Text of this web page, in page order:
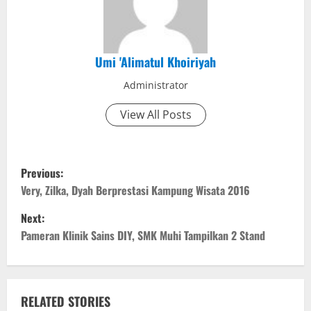
Umi 'Alimatul Khoiriyah
Administrator
View All Posts
P
o
s
Previous:
Very, Zilka, Dyah Berprestasi Kampung Wisata 2016
Next:
Pameran Klinik Sains DIY, SMK Muhi Tampilkan 2 Stand
RELATED STORIES